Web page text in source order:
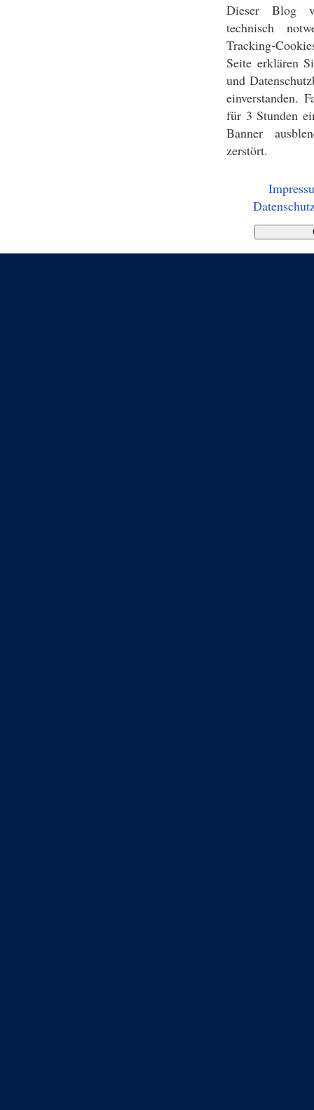
Dieser Blog
technisch
Tracking-
Seite erklären
und
einverstanden.
für 3 Stunden
Banner
zerstört.